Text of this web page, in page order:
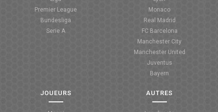
COUPE DE FRANCE
COUPE DE LA LIGUE
Premier League
Bundesliga
Serie A
Monaco
Real Madrid
FC Barcelona
Manchester City
Manchester United
Juventus
Bayern
JOUEURS AUTRES